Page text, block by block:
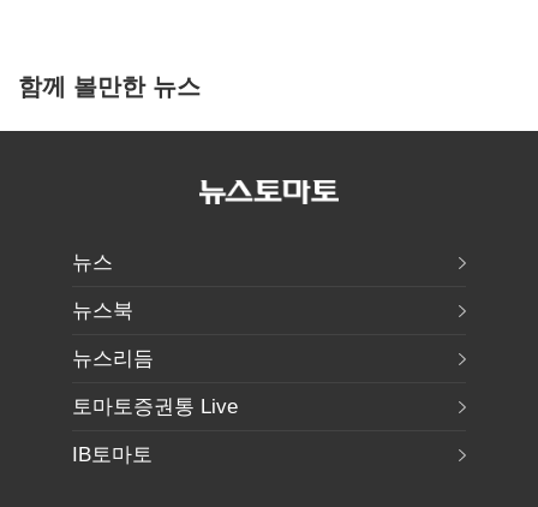
함께 볼만한 뉴스
뉴스
뉴스북
뉴스리듬
토마토증권통 Live
IB토마토